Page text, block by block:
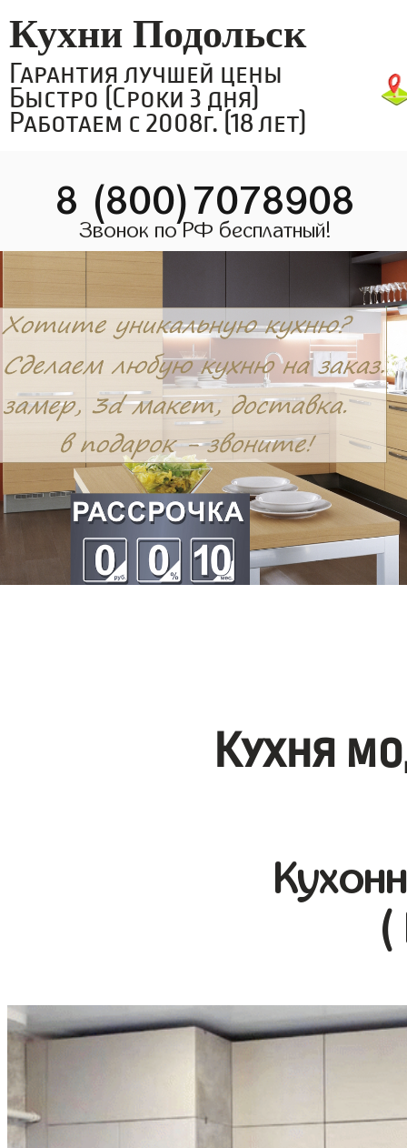
Кухни Подольск
Гарантия лучшей цены
Быстро (Сроки 3 дня)
Работаем с 2008г. (18 лет)
8 (800)7078908
Звонок по РФ бесплатный!
Кухня
(